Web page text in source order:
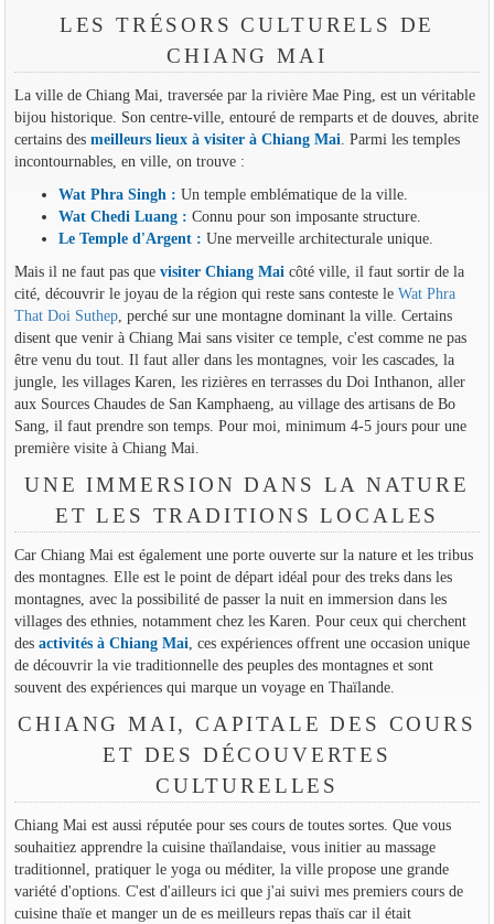
LES TRÉSORS CULTURELS DE
CHIANG MAI
La ville de Chiang Mai, traversée par la rivière Mae Ping, est un véritable
bijou historique. Son centre-ville, entouré de remparts et de douves, abrite
certains des meilleurs lieux à visiter à Chiang Mai . Parmi les temples
incontournables, en ville, on trouve :
Wat Phra Singh : Un temple emblématique de la ville.
Wat Chedi Luang : Connu pour son imposante structure.
Le Temple d'Argent : Une merveille architecturale unique.
Mais il ne faut pas que visiter Chiang Mai côté ville, il faut sortir de la
cité, découvrir le joyau de la région qui reste sans conteste le Wat Phra
That Doi Suthep, perché sur une montagne dominant la ville. Certains
disent que venir à Chiang Mai sans visiter ce temple, c'est comme ne pas
être venu du tout. Il faut aller dans les montagnes, voir les cascades, la
jungle, les villages Karen, les rizières en terrasses du Doi Inthanon, aller
aux Sources Chaudes de San Kamphaeng, au village des artisans de Bo
Sang, il faut prendre son temps. Pour moi, minimum 4-5 jours pour une
première visite à Chiang Mai.
UNE IMMERSION DANS LA NATURE
ET LES TRADITIONS LOCALES
Car Chiang Mai est également une porte ouverte sur la nature et les tribus
des montagnes. Elle est le point de départ idéal pour des treks dans les
montagnes, avec la possibilité de passer la nuit en immersion dans les
villages des ethnies, notamment chez les Karen. Pour ceux qui cherchent
des activités à Chiang Mai , ces expériences offrent une occasion unique
de découvrir la vie traditionnelle des peuples des montagnes et sont
souvent des expériences qui marque un voyage en Thaïlande.
CHIANG MAI, CAPITALE DES COURS
ET DES DÉCOUVERTES
CULTURELLES
Chiang Mai est aussi réputée pour ses cours de toutes sortes. Que vous
souhaitiez apprendre la cuisine thaïlandaise, vous initier au massage
traditionnel, pratiquer le yoga ou méditer, la ville propose une grande
variété d'options. C'est d'ailleurs ici que j'ai suivi mes premiers cours de
cuisine thaïe et manger un de es meilleurs repas thaïs car il était